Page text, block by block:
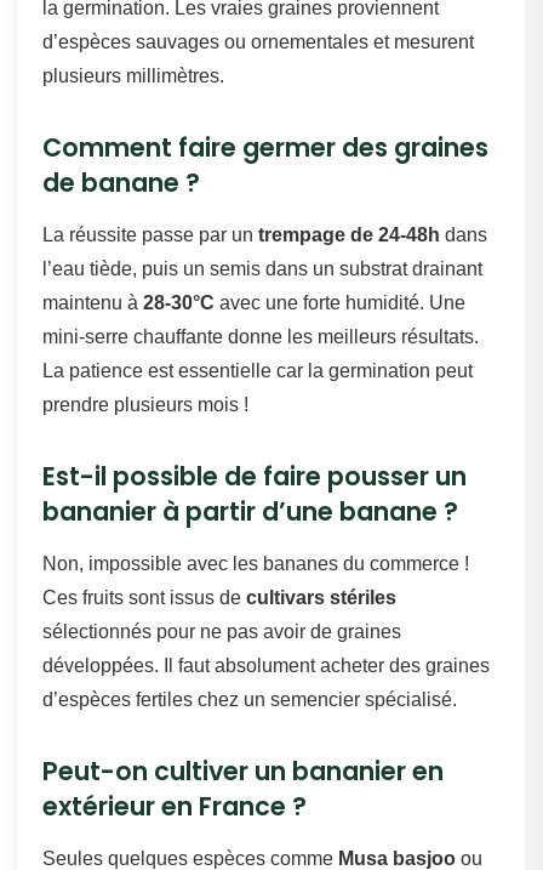
la germination. Les vraies graines proviennent
d’espèces sauvages ou ornementales et mesurent
plusieurs millimètres.
Comment faire germer des graines
de banane ?
La réussite passe par un trempage de 24-48h dans
l’eau tiède, puis un semis dans un substrat drainant
maintenu à 28-30°C avec une forte humidité. Une
mini-serre chauffante donne les meilleurs résultats.
La patience est essentielle car la germination peut
prendre plusieurs mois !
Est-il possible de faire pousser un
bananier à partir d’une banane ?
Non, impossible avec les bananes du commerce !
Ces fruits sont issus de cultivars stériles
sélectionnés pour ne pas avoir de graines
développées. Il faut absolument acheter des graines
d’espèces fertiles chez un semencier spécialisé.
Peut-on cultiver un bananier en
extérieur en France ?
Seules quelques espèces comme Musa basjoo ou